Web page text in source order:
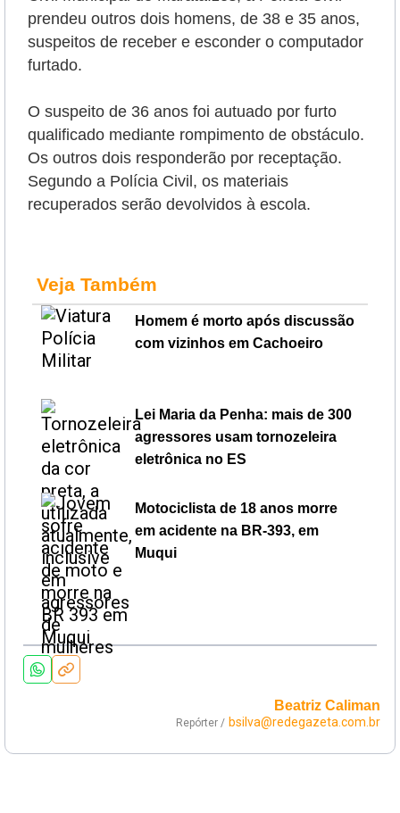
prendeu outros dois homens, de 38 e 35 anos,
suspeitos de receber e esconder o computador
furtado.
O suspeito de 36 anos foi autuado por furto
qualificado mediante rompimento de obstáculo.
Os outros dois responderão por receptação.
Segundo a Polícia Civil, os materiais
recuperados serão devolvidos à escola.
Veja Também
Homem é morto após discussão
com vizinhos em Cachoeiro
Lei Maria da Penha: mais de 300
agressores usam tornozeleira
eletrônica no ES
Motociclista de 18 anos morre
em acidente na BR-393, em
Muqui
Beatriz Caliman
Repórter / bsilva@redegazeta.com.br